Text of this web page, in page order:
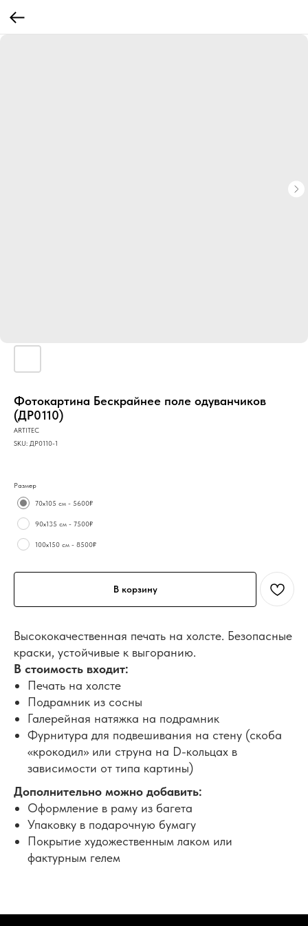
Фотокартина Бескрайнее поле одуванчиков
(ДР0110)
ARTITEC
SKU: ДР0110-1
Размер
70х105 см - 5600₽
90х135 см - 7500₽
100х150 см - 8500₽
В корзину
Высококачественная печать на холсте. Безопасные
краски, устойчивые к выгоранию.
В стоимость входит:
Печать на холсте
Подрамник из сосны
Галерейная натяжка на подрамник
Фурнитура для подвешивания на стену (скоба
«крокодил» или струна на D-кольцах в
зависимости от типа картины)
Дополнительно можно добавить:
Оформление в раму из багета
Упаковку в подарочную бумагу
Покрытие художественным лаком или
фактурным гелем